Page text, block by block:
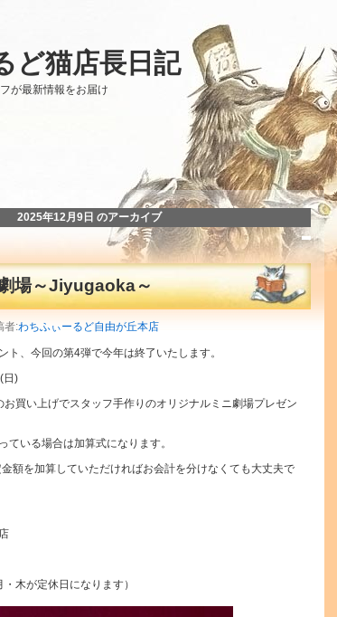
ど猫店長日記
が最新情報をお届け
2025年12月9日 のアーカイブ
場～Jiyugaoka～
者:わちふぃーるど自由が丘本店
ト、今回の第4弾で今年は終了いたします。
日)
買い上げでスタッフ手作りのオリジナルミニ劇場プレゼン
ている場合は加算式になります。
額を加算していただければお会計を分けなくても大丈夫で
木が定休日になります）